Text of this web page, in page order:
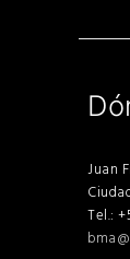
Juan
Tel.: